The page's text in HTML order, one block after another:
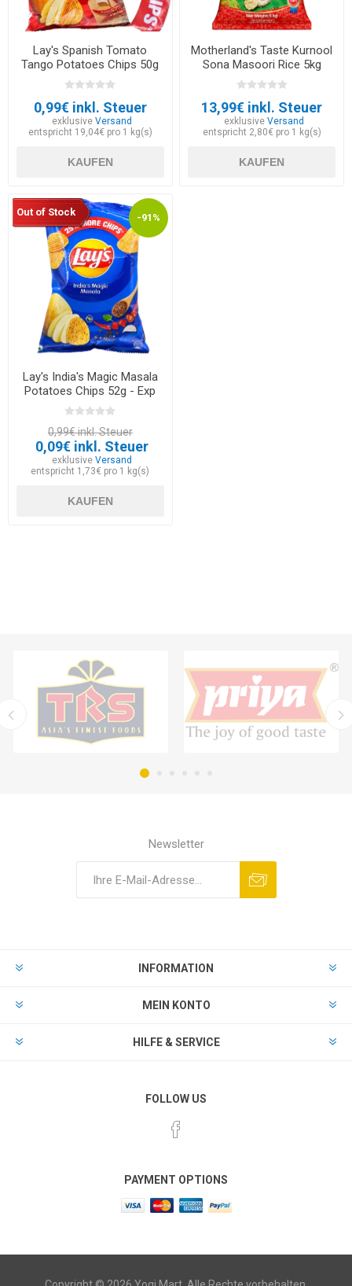
Lay's Spanish Tomato
Tango Potatoes Chips 50g
0,99€ inkl. Steuer
exklusiveVersand
entspricht 19,04€ pro 1 kg(s)
KAUFEN
Motherland's Taste Kurnool
Sona Masoori Rice 5kg
13,99€ inkl. Steuer
exklusive Versand
entspricht 2,80€ pro 1 kg(s)
KAUFEN
-91%
Out of Stock
Lay's India's Magic Masala
Potatoes Chips 52g - Exp
30.05.2026
0,99€ inkl. Steuer
0,09€ inkl. Steuer
exklusiveVersand
entspricht 1,73€ pro 1 kg(s)
KAUFEN
Newsletter
INFORMATION
MEIN KONTO
HILFE & SERVICE
FOLLOW US
PAYMENT OPTIONS